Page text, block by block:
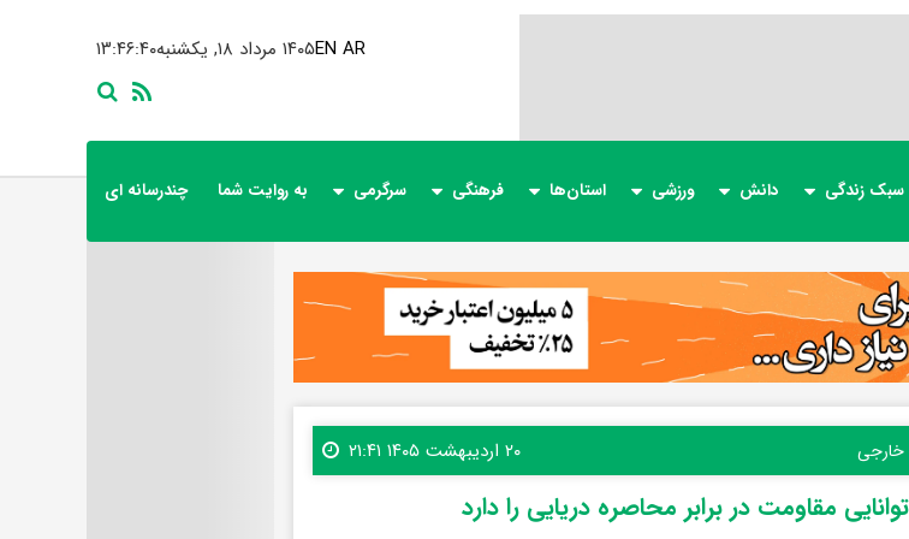
۱۳:۴۶:۴۲ ۱۴۰۵ مرداد ۱۸, یکشنبهEN AR
سبک زندگی دانش ورزشی استان‌ها فرهنگی سرگرمی به روایت شما چندرسانه ای
۲۰ اردیبهشت ۱۴۰۵ ۲۱:۴۱
مقاومت در برابر محاصره دریایی را دارد